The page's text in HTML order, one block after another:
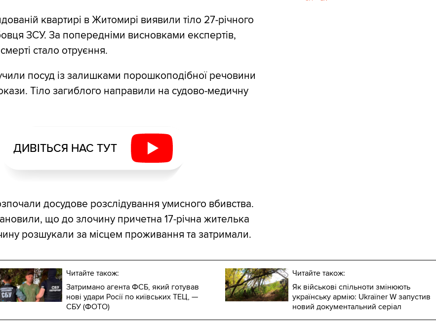
квартирі в Житомирі виявили тіло 27-річного
ЗСУ. За попередніми висновками експертів,
стало отруєння.
посуд із залишками порошкоподібної речовини
Тіло загиблого направили на судово-медичну
ДИВІТЬСЯ НАС ТУТ
досудове розслідування умисного вбивства.
що до злочину причетна 17-річна жителька
розшукали за місцем проживання та затримали.
Читайте також:
Затримано агента ФСБ, який готував
нові удари Росії по київських ТЕЦ, —
СБУ (ФОТО)
Читайте також:
Як військові спільноти змінюють
українську армію: Ukraїner W запустив
новий документальний серіал